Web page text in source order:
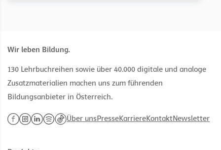
Wir leben Bildung.
130 Lehrbuchreihen sowie über 40.000 digitale und analoge
Zusatzmaterialien machen uns zum führenden
Bildungsanbieter in Österreich.
Über unsPresseKarriereKontaktNewsletter